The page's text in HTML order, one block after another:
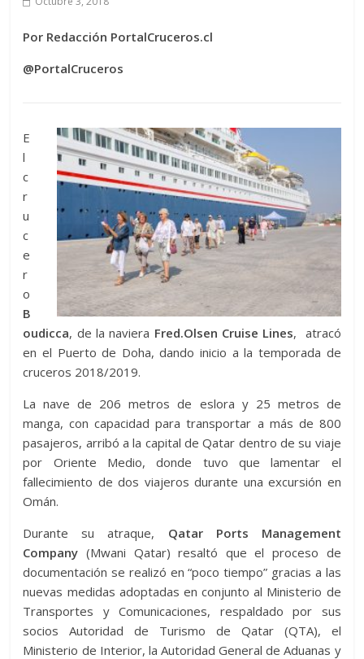
Por Redacción PortalCruceros.cl
@PortalCruceros
E
l
c
r
u
c
e
r
o
B
oudicca, de la naviera Fred.Olsen Cruise Lines, atracó
en el Puerto de Doha, dando inicio a la temporada de
cruceros 2018/2019.
La nave de 206 metros de eslora y 25 metros de
manga, con capacidad para transportar a más de 800
pasajeros, arribó a la capital de Qatar dentro de su viaje
por Oriente Medio, donde tuvo que lamentar el
fallecimiento de dos viajeros durante una excursión en
Omán.
Durante su atraque, Qatar Ports Management
Company (Mwani Qatar) resaltó que el proceso de
documentación se realizó en “poco tiempo” gracias a las
nuevas medidas adoptadas en conjunto al Ministerio de
Transportes y Comunicaciones, respaldado por sus
socios Autoridad de Turismo de Qatar (QTA), el
Ministerio de Interior, la Autoridad General de Aduanas y